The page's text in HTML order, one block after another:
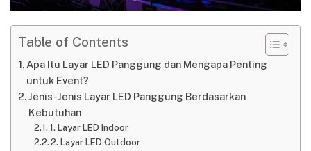
Table of Contents
Apa Itu Layar LED Panggung dan Mengapa Penting
untuk Event?
Jenis-Jenis Layar LED Panggung Berdasarkan
Kebutuhan
1. Layar LED Indoor
2. Layar LED Outdoor